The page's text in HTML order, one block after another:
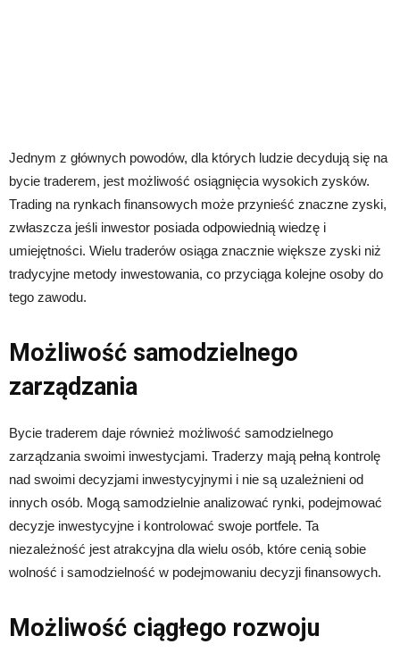
Jednym z głównych powodów, dla których ludzie decydują się na
bycie traderem, jest możliwość osiągnięcia wysokich zysków.
Trading na rynkach finansowych może przynieść znaczne zyski,
zwłaszcza jeśli inwestor posiada odpowiednią wiedzę i
umiejętności. Wielu traderów osiąga znacznie większe zyski niż
tradycyjne metody inwestowania, co przyciąga kolejne osoby do
tego zawodu.
Możliwość samodzielnego
zarządzania
Bycie traderem daje również możliwość samodzielnego
zarządzania swoimi inwestycjami. Traderzy mają pełną kontrolę
nad swoimi decyzjami inwestycyjnymi i nie są uzależnieni od
innych osób. Mogą samodzielnie analizować rynki, podejmować
decyzje inwestycyjne i kontrolować swoje portfele. Ta
niezależność jest atrakcyjna dla wielu osób, które cenią sobie
wolność i samodzielność w podejmowaniu decyzji finansowych.
Możliwość ciągłego rozwoju